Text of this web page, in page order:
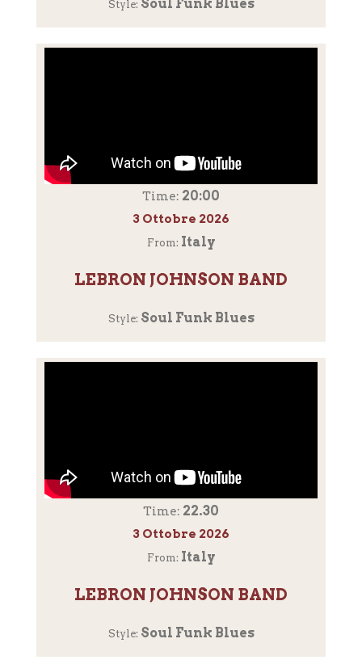
Style: Soul Funk Blues
Time: 20:00
3 Ottobre 2026
From: Italy
LEBRON JOHNSON BAND
Style: Soul Funk Blues
Time: 22.30
3 Ottobre 2026
From: Italy
LEBRON JOHNSON BAND
Style: Soul Funk Blues